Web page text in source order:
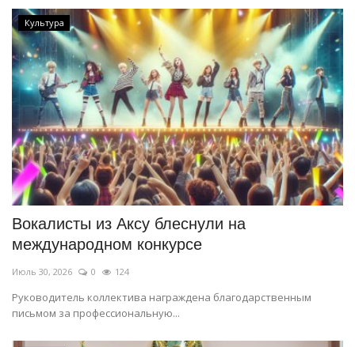
Культура
Вокалисты из Аксу блеснули на
международном конкурсе
Июль 30, 2026 0 124
Руководитель коллектива награждена благодарственным
письмом за профессиональную...